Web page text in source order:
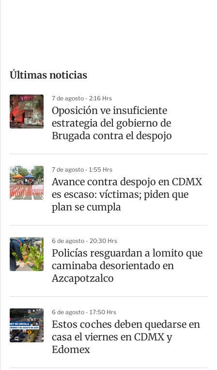
m
a
r
t
Últimas noticias
7 de agosto - 2:16 Hrs
Oposición ve insuficiente
estrategia del gobierno de
Brugada contra el despojo
7 de agosto - 1:55 Hrs
Avance contra despojo en CDMX
es escaso: víctimas; piden que
plan se cumpla
6 de agosto - 20:30 Hrs
Policías resguardan a lomito que
caminaba desorientado en
Azcapotzalco
6 de agosto - 17:50 Hrs
Estos coches deben quedarse en
casa el viernes en CDMX y
Edomex